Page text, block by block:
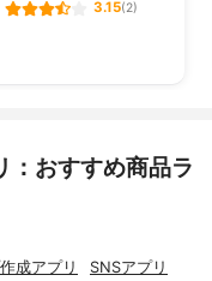
3.15(2)
：おすすめ商品ラ
成アプリ SNSアプリ